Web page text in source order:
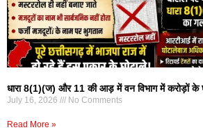
धारा 8(1)(ज) और 11 की आड़ में वन विभाग में करोड़ों के
July 16, 2026 No Comments
Read More »